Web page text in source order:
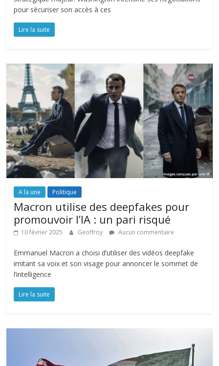
pour sécuriser son accès à ces
Lire la suite
A la une Politique
Macron utilise des deepfakes pour
promouvoir l’IA : un pari risqué
10 février 2025 Geoffroy Aucun commentaire
Emmanuel Macron a choisi d’utiliser des vidéos deepfake
imitant sa voix et son visage pour annoncer le sommet de
l’intelligence
Lire la suite